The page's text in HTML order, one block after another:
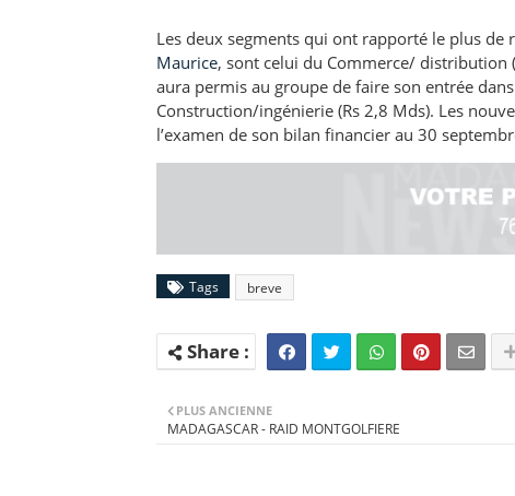
Les deux segments qui ont rapporté le plus de
Maurice, sont celui du Commerce/ distribution
aura permis au groupe de faire son entrée
Construction/ingénierie (Rs 2,8 Mds). Les
l’examen de son bilan financier au 30
Tags breve
PLUS ANCIENNE
MADAGASCAR - RAID MONTGOLFIERE